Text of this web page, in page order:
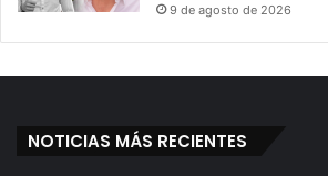
9 de agosto de 2026
NOTICIAS MÁS RECIENTES